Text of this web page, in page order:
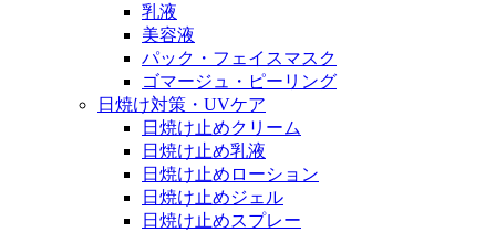
乳液
美容液
パック・フェイスマスク
ゴマージュ・ピーリング
日焼け対策・UVケア
日焼け止めクリーム
日焼け止め乳液
日焼け止めローション
日焼け止めジェル
日焼け止めスプレー